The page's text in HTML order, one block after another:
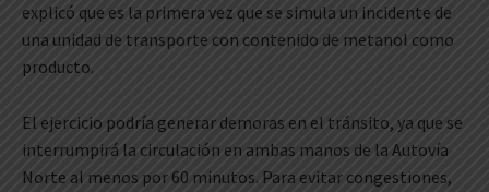
explicó que es la primera vez que se simula un incidente de
una unidad de transporte con contenido de metanol como
producto.
El ejercicio podría generar demoras en el tránsito, ya que se
interrumpirá la circulación en ambas manos de la Autovía
Norte al menos por 60 minutos. Para evitar congestiones,